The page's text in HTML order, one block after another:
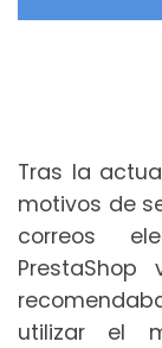
Tras la
motivos de
correos
utilizar el